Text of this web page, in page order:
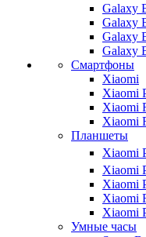
Galaxy
Galaxy
Galaxy
Galaxy
Смартфоны
Xiaomi
Xiaomi
Xiaomi
Xiaomi
Планшеты
Xiaomi
Xiaomi
Xiaomi
Xiaomi
Xiaomi
Умные часы